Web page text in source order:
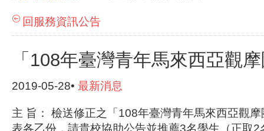
回服務資訊公告
「108年臺灣青年馬來西亞觀
2019-05-28• 最新消息
主 旨： 檢送修正之「108年臺灣青年馬來西亞觀
表各乙份，請貴校協助公告並推薦3名學生（正取